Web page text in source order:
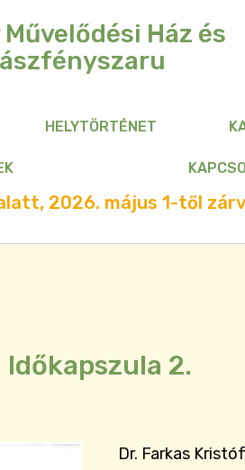
Ház és
HELYTÖRTÉNET
2026. május 1-től
Időkapszula 2.
Dr. Farkas